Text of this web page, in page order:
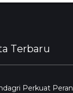
Terbaru
Perkuat Peran